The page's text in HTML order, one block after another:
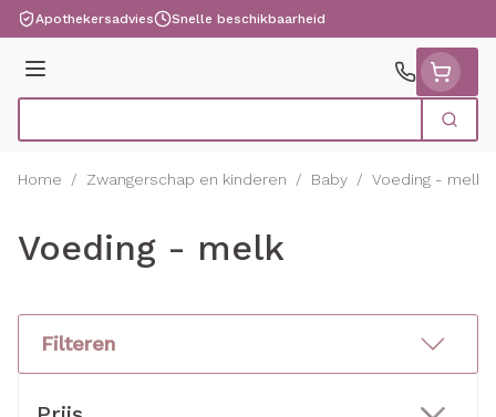
Ga naar de inhoud
Apothekersadvies Snelle beschikbaarheid
Menu
Zoek
Home / Zwangerschap en kinderen / Baby / Voeding - melk
Voeding - melk
Filteren